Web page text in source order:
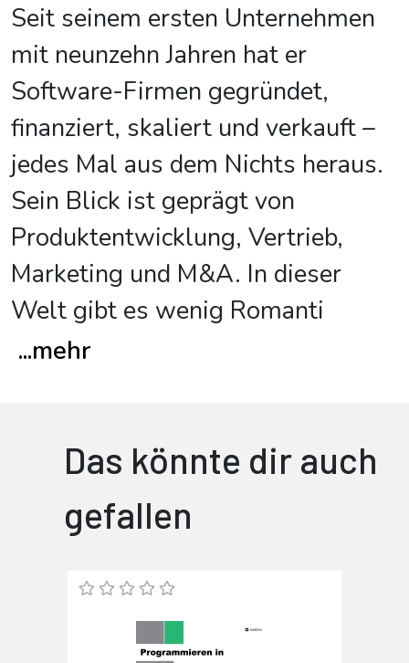
Seit seinem ersten Unternehmen
mit neunzehn Jahren hat er
Software-Firmen gegründet,
finanziert, skaliert und verkauft –
jedes Mal aus dem Nichts heraus.
Sein Blick ist geprägt von
Produktentwicklung, Vertrieb,
Marketing und M&A. In dieser
Welt gibt es wenig Romanti
...mehr
Das könnte dir auch
gefallen